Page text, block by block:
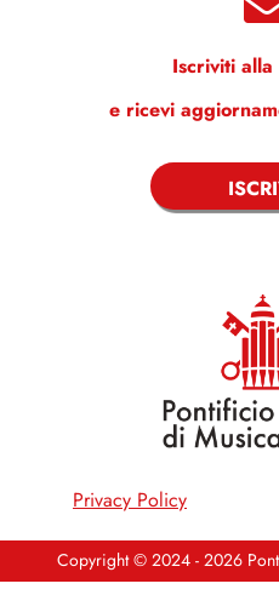
Iscriviti
e ricevi
Privacy Policy
Copyright © 2024 - 2026